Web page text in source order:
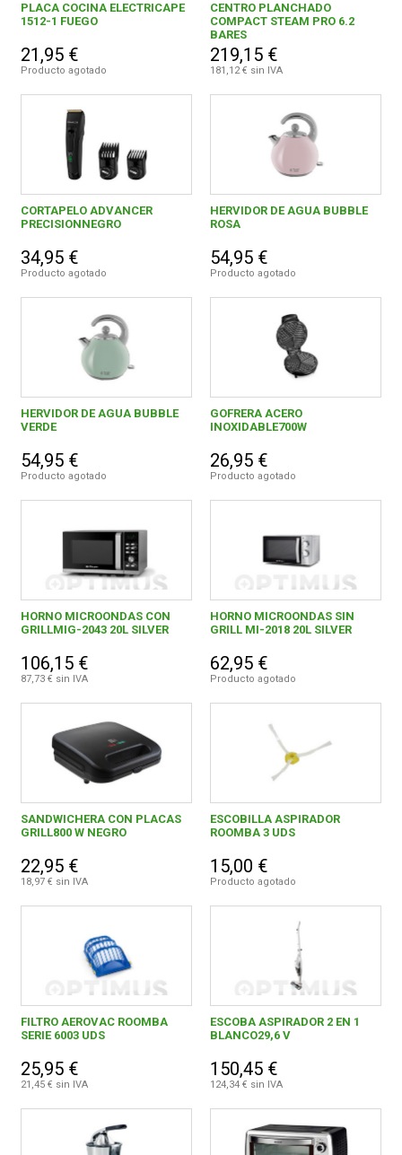
PLACA COCINA ELECTRICAPE
1512-1 FUEGO
21,95 €
Producto agotado
CENTRO PLANCHADO
COMPACT STEAM PRO 6.2
BARES
219,15 €
181,12 € sin IVA
CORTAPELO ADVANCER
PRECISIONNEGRO
34,95 €
Producto agotado
HERVIDOR DE AGUA BUBBLE
ROSA
54,95 €
Producto agotado
HERVIDOR DE AGUA BUBBLE
VERDE
54,95 €
Producto agotado
GOFRERA ACERO
INOXIDABLE700W
26,95 €
Producto agotado
HORNO MICROONDAS CON
GRILLMIG-2043 20L SILVER
106,15 €
87,73 € sin IVA
HORNO MICROONDAS SIN
GRILL MI-2018 20L SILVER
62,95 €
Producto agotado
SANDWICHERA CON PLACAS
GRILL800 W NEGRO
22,95 €
18,97 € sin IVA
ESCOBILLA ASPIRADOR
ROOMBA 3 UDS
15,00 €
Producto agotado
FILTRO AEROVAC ROOMBA
SERIE 6003 UDS
25,95 €
21,45 € sin IVA
ESCOBA ASPIRADOR 2 EN 1
BLANCO29,6 V
150,45 €
124,34 € sin IVA